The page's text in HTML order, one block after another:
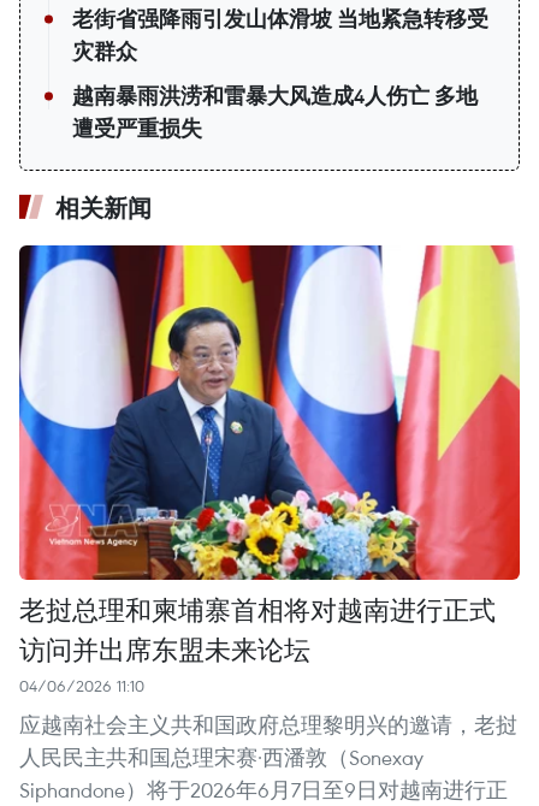
老街省强降雨引发山体滑坡 当地紧急转移受
灾群众
越南暴雨洪涝和雷暴大风造成4人伤亡 多地
遭受严重损失
相关新闻
老挝总理和柬埔寨首相将对越南进行正式
访问并出席东盟未来论坛
04/06/2026 11:10
应越南社会主义共和国政府总理黎明兴的邀请，老挝
人民民主共和国总理宋赛·西潘敦（Sonexay
Siphandone）将于2026年6月7日至9日对越南进行正